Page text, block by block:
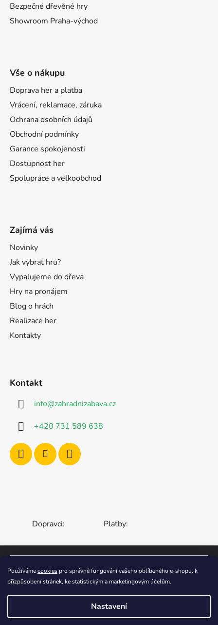
Používámecookies pro správné fungování vašeho oblíbeného e-shopu, k
přizpůsobení stránek, ke statistickým a marketingovým účelům.
Nastavení
Bezpečné dřevěné hry
Showroom Praha-východ
Vše o nákupu
Doprava her a platba
Vrácení, reklamace, záruka
Ochrana osobních údajů
Obchodní podmínky
Garance spokojenosti
Dostupnost her
Spolupráce a velkoobchod
Zajímá vás
Novinky
Jak vybrat hru?
Vypalujeme do dřeva
Hry na pronájem
Blog o hrách
Realizace her
Kontakty
Kontakt
info@zahradnizabava.cz
+420 731 589 638
Dopravci: Platby:
ČESKÁ REPUBLIKA
SLOVENSKO
MAĎARSKO
RUMUNSKO
POLSKO
EVROPSKÁ UNIE